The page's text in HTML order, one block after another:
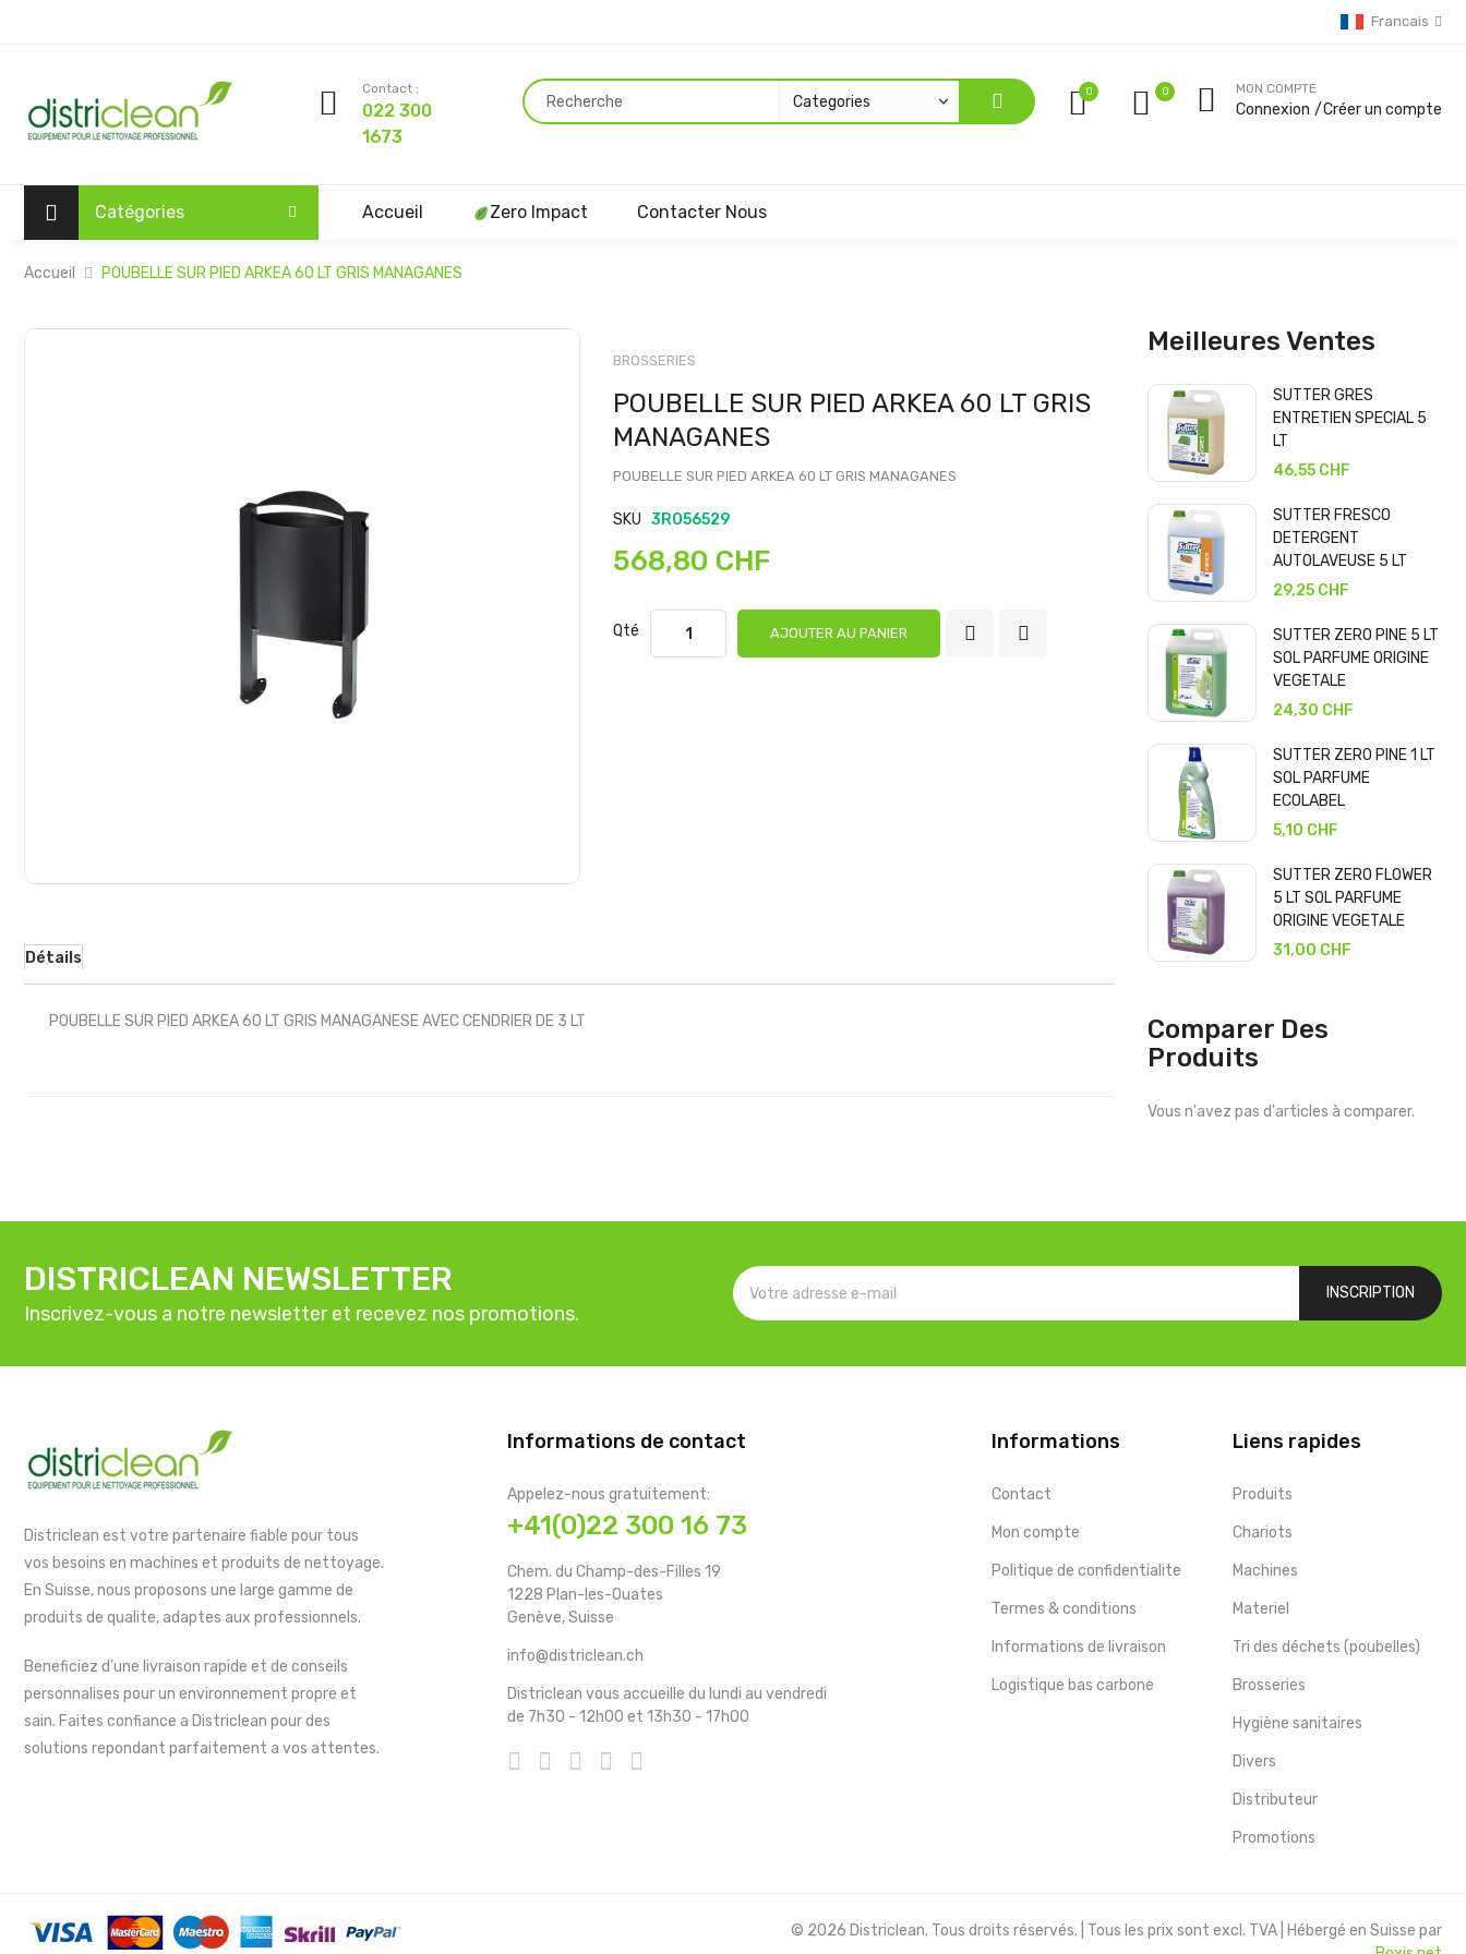
Francais
Contact :
022 300
1673
0 MON COMPTE
Connexion Créer un compte
Catégories Accueil Zero Impact Contacter Nous
Accueil POUBELLE SUR PIED ARKEA 60 LT GRIS MANAGANES
Passer
Passer
d’images
BROSSERIES
POUBELLE SUR PIED ARKEA 60 LT GRIS
MANAGANES
POUBELLE SUR PIED ARKEA 60 LT GRIS MANAGANES
SKU 3RO56529
568,80 CHF
Qté AJOUTER AU PANIER
Détails
POUBELLE SUR PIED ARKEA 60 LT GRIS MANAGANESE AVEC CENDRIER DE 3 LT
Meilleures Ventes
SUTTER GRES
ENTRETIEN SPECIAL 5
LT
46,55 CHF
SUTTER FRESCO
DETERGENT
AUTOLAVEUSE 5 LT
29,25 CHF
SUTTER ZERO PINE 5 LT
SOL PARFUME ORIGINE
VEGETALE
24,30 CHF
SUTTER ZERO PINE 1 LT
SOL PARFUME
ECOLABEL
5,10 CHF
SUTTER ZERO FLOWER
5 LT SOL PARFUME
ORIGINE VEGETALE
31,00 CHF
Comparer Des
Produits
Vous n'avez pas d'articles à comparer.
DISTRICLEAN NEWSLETTER
Inscrivez-vous a notre newsletter et recevez nos promotions.
INSCRIPTION
Districlean est votre partenaire fiable pour tous
vos besoins en machines et produits de nettoyage.
En Suisse, nous proposons une large gamme de
produits de qualite, adaptes aux professionnels.
Beneficiez d'une livraison rapide et de conseils
personnalises pour un environnement propre et
sain. Faites confiance a Districlean pour des
solutions repondant parfaitement a vos attentes.
Informations de contact
Appelez-nous gratuitement:
+41(0)22 300 16 73
Chem. du Champ-des-Filles 19
1228 Plan-les-Ouates
Genève, Suisse
info@districlean.ch
Districlean vous accueille du lundi au vendredi
de 7h30 - 12h00 et 13h30 - 17h00
Informations
Contact
Mon compte
Politique de confidentialite
Termes & conditions
Informations de livraison
Logistique bas carbone
Liens rapides
Produits
Chariots
Machines
Materiel
Tri des déchets (poubelles)
Brosseries
Hygiène sanitaires
Divers
Distributeur
Promotions
© 2026 Districlean. Tous droits réservés. | Tous les prix sont excl. TVA | Hébergé en Suisse par